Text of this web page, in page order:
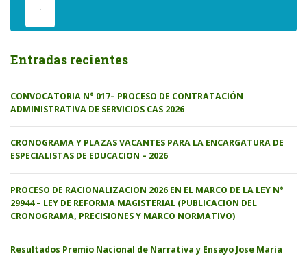
.
Entradas recientes
CONVOCATORIA N° 017– PROCESO DE CONTRATACIÓN
ADMINISTRATIVA DE SERVICIOS CAS 2026
CRONOGRAMA Y PLAZAS VACANTES PARA LA ENCARGATURA DE
ESPECIALISTAS DE EDUCACION – 2026
PROCESO DE RACIONALIZACION 2026 EN EL MARCO DE LA LEY N°
29944 – LEY DE REFORMA MAGISTERIAL (PUBLICACION DEL
CRONOGRAMA, PRECISIONES Y MARCO NORMATIVO)
Resultados Premio Nacional de Narrativa y Ensayo Jose Maria